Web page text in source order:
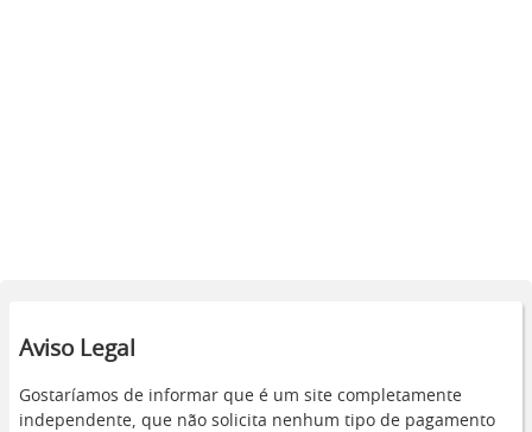
Aviso Legal
Gostaríamos de informar que é um site completamente
independente, que não solicita nenhum tipo de pagamento